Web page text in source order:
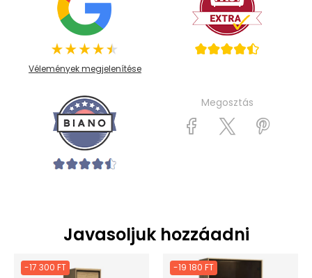
Vélemények megjelenítése
Megosztás
Javasoljuk hozzáadni
-17 300 FT -19 180 FT